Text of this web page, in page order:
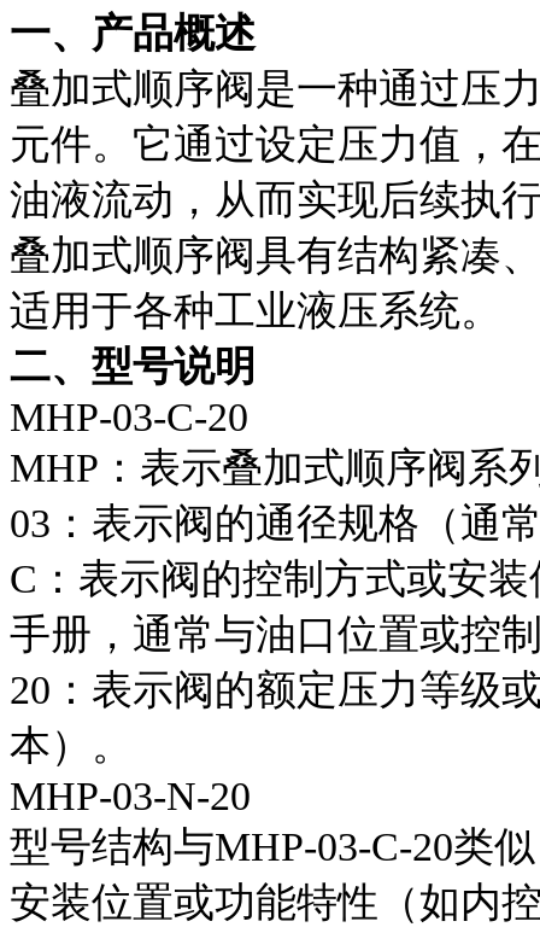
一、产品概述
叠加式顺序阀是一种通过压
元件。它通过设定压力值，
油液流动，从而实现后续执
叠加式顺序阀具有结构紧凑
适用于各种工业液压系统。
二、型号说明
MHP-03-C-20
MHP：表示叠加式顺序阀系
03：表示阀的通径规格（通
C：表示阀的控制方式或安
手册，通常与油口位置或控
20：表示阀的额定压力等级
本）。
MHP-03-N-20
型号结构与MHP-03-C-20类
安装位置或功能特性（如内